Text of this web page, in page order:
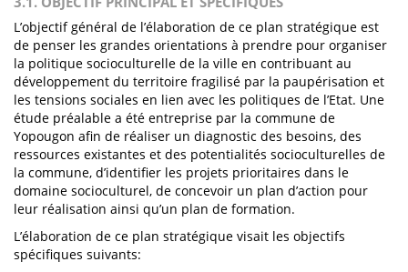
L’objectif général de l’élaboration de ce plan stratégique est
de penser les grandes orientations à prendre pour organiser
la politique socioculturelle de la ville en contribuant au
développement du territoire fragilisé par la paupérisation et
les tensions sociales en lien avec les politiques de l’Etat. Une
étude préalable a été entreprise par la commune de
Yopougon afin de réaliser un diagnostic des besoins, des
ressources existantes et des potentialités socioculturelles de
la commune, d’identifier les projets prioritaires dans le
domaine socioculturel, de concevoir un plan d’action pour
leur réalisation ainsi qu’un plan de formation.
L’élaboration de ce plan stratégique visait les objectifs
spécifiques suivants: